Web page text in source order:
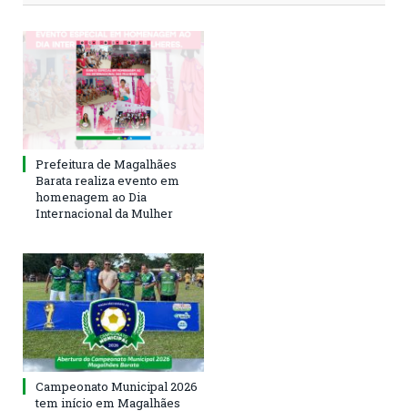
Prefeitura de Magalhães
Barata realiza evento em
homenagem ao Dia
Internacional da Mulher
Campeonato Municipal 2026
tem início em Magalhães